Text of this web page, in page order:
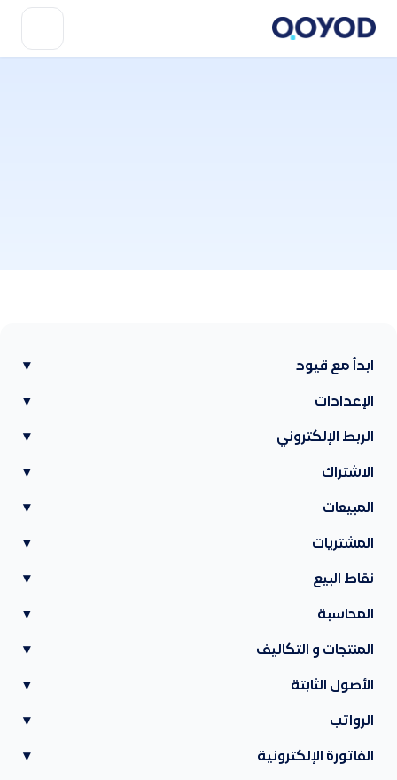
ابدأ مع قيود ▾
الإعدادات ▾
الربط الإلكتروني ▾
الاشتراك ▾
المبيعات ▾
المشتريات ▾
نقاط البيع ▾
المحاسبة ▾
المنتجات و التكاليف ▾
الأصول الثابتة ▾
الرواتب ▾
الفاتورة الإلكترونية ▾